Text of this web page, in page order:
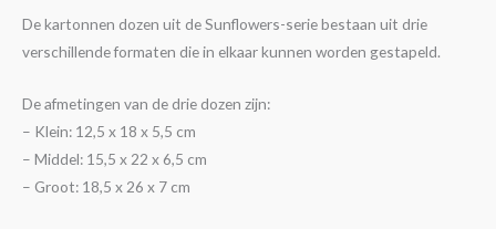
De kartonnen dozen uit de Sunflowers-serie bestaan uit drie
verschillende formaten die in elkaar kunnen worden gestapeld.
De afmetingen van de drie dozen zijn:
– Klein: 12,5 x 18 x 5,5 cm
– Middel: 15,5 x 22 x 6,5 cm
– Groot: 18,5 x 26 x 7 cm